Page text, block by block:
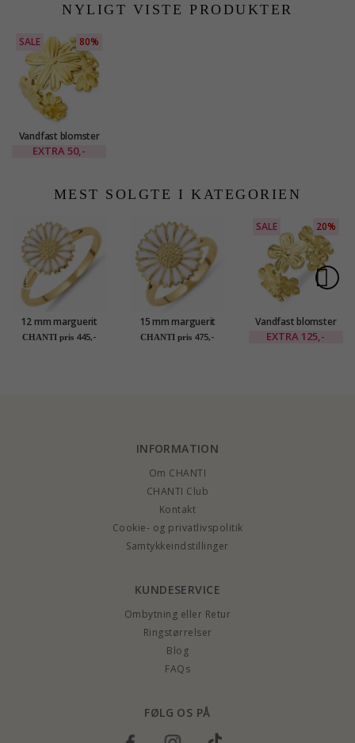
NYLIGT VISTE PRODUKTER
SALE 80%
Vandfast blomster
ring i forgyldt stål -
EXTRA50,-
MEST SOLGTE I KATEGORIEN
12 mm marguerit
ring i forgyldt sølv -
CHANTI pris 445,-
15 mm marguerit
ring i forgyldt sølv -
CHANTI pris 475,-
SALE 20%
Vandfast blomster
justerbar ring i
EXTRA 125,-
INFORMATION
Om CHANTI
CHANTI Club
Kontakt
Cookie- og privatlivspolitik
Samtykkeindstillinger
KUNDESERVICE
Ombytning eller Retur
Ringstørrelser
Blog
FAQs
FØLG OS PÅ